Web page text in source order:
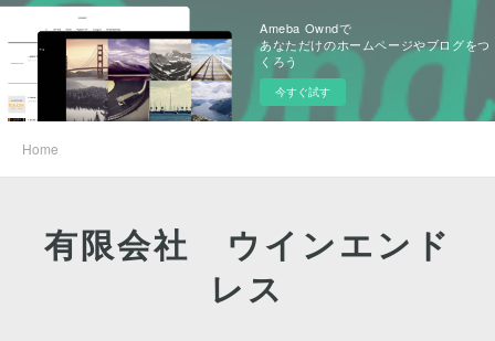
Ameba Owndで
あなただけのホームページやブログをつ
くろう
今すぐ試す
Home
有限会社 ウインエンド
レス